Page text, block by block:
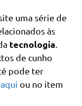
uma série de
às
tecnologia
de cunho
pode ter
ou no item